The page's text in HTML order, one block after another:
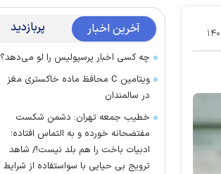
۲۸ آخرین اخبار پربازدید
چه کسی اخبار پرسپولیس را لو می‌دهد؟
ویتامین C محافظ ماده خاکستری مغز
در سالمندان
خطیب جمعه تهران: دشمن شکست
مفتضحانه خورده و به التماس افتاده؛
ادبیات باخت را هم بلد نیست!/ شاهد
ترویج بی حیایی با سواستفاده از شرایط